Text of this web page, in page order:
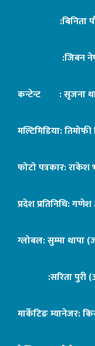
:बिनिता
:जिबन
कन्टेन्ट : सृजना
मल्टिमिडिया:
फोटो पत्रकार: राकेश
प्रदेश प्रतिनिधि: गणेश
ग्लोबल: सुम्मा थापा
:सरिता पुरी
मार्केटिङ म्यानेजर: